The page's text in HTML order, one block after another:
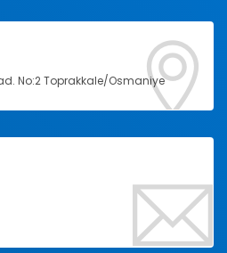
No:2 Toprakkale/Osmaniye